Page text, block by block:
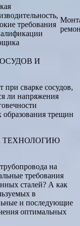
требования
И
сварке сосудов,
ли напряжения
трещин
ТЕХНОЛОГИЮ
на
требования
сталей? А как
в
и последующие
оптимальных